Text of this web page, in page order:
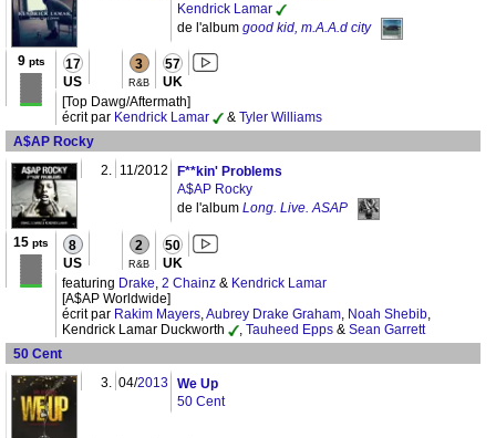
Kendrick Lamar
de l'album good kid, m.A.A.d city
9pts 17
US
3
R&B
57
UK
[Top Dawg/Aftermath]
écrit par Kendrick Lamar & Tyler Williams
A$AP Rocky
2. 11/2012
F**kin' Problems
A$AP Rocky
de l'album Long. Live. ASAP
15 pts 8
US
2
R&B
50
UK
featuring Drake, 2 Chainz & Kendrick Lamar
[A$AP Worldwide]
écrit par Rakim Mayers,Aubrey Drake Graham, Noah Shebib,
Kendrick Lamar Duckworth
, Tauheed Epps & Sean Garrett
50 Cent
3. 04/2013
We Up
50 Cent